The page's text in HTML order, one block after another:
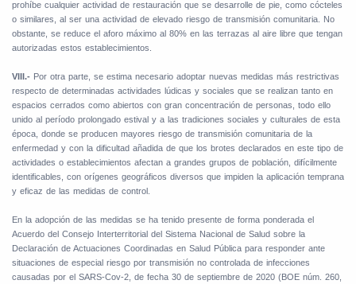
prohíbe cualquier actividad de restauración que se desarrolle de pie, como cócteles
o similares, al ser una actividad de elevado riesgo de transmisión comunitaria. No
obstante, se reduce el aforo máximo al 80% en las terrazas al aire libre que tengan
autorizadas estos establecimientos.
VIII.- Por otra parte, se estima necesario adoptar nuevas medidas más restrictivas
respecto de determinadas actividades lúdicas y sociales que se realizan tanto en
espacios cerrados como abiertos con gran concentración de personas, todo ello
unido al período prolongado estival y a las tradiciones sociales y culturales de esta
época, donde se producen mayores riesgo de transmisión comunitaria de la
enfermedad y con la dificultad añadida de que los brotes declarados en este tipo de
actividades o establecimientos afectan a grandes grupos de población, difícilmente
identificables, con orígenes geográficos diversos que impiden la aplicación temprana
y eficaz de las medidas de control.
En la adopción de las medidas se ha tenido presente de forma ponderada el
Acuerdo del Consejo Interterritorial del Sistema Nacional de Salud sobre la
Declaración de Actuaciones Coordinadas en Salud Pública para responder ante
situaciones de especial riesgo por transmisión no controlada de infecciones
causadas por el SARS-Cov-2, de fecha 30 de septiembre de 2020 (BOE núm. 260,